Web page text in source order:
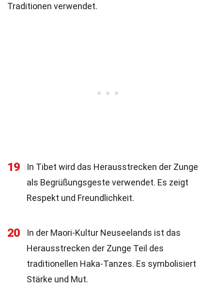
Traditionen verwendet.
19
In Tibet wird das Herausstrecken der Zunge
als Begrüßungsgeste verwendet. Es zeigt
Respekt und Freundlichkeit.
20
In der Maori-Kultur Neuseelands ist das
Herausstrecken der Zunge Teil des
traditionellen Haka-Tanzes. Es symbolisiert
Stärke und Mut.